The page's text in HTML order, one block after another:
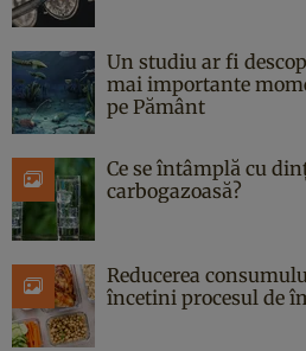
Un studiu ar fi
mai importante
pe Pământ
Ce se întâmplă cu
carbogazoasă?
Reducerea
încetini procesul de